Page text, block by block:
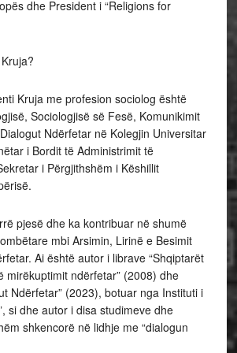
dhe President i “Religions for
Kruja me profesion sociolog është
Sociologjisë së Fesë, Komunikimit
Ndërfetar në Kolegjin Universitar
i Bordit të Administrimit të
i Përgjithshëm i Këshillit
pjesë dhe ka kontribuar në shumë
mbi Arsimin, Lirinë e Besimit
Ai është autor i librave “Shqiptarët
mirëkuptimit ndërfetar” (2008) dhe
Ndërfetar” (2023), botuar nga Instituti i
si dhe autor i disa studimeve dhe
shkencorë në lidhje me “dialogun